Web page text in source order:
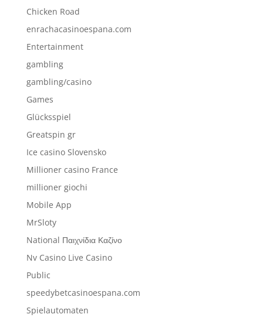
Chicken Road
enrachacasinoespana.com
Entertainment
gambling
gambling/casino
Games
Glücksspiel
Greatspin gr
Ice casino Slovensko
Millioner casino France
millioner giochi
Mobile App
MrSloty
National Παιχνίδια Καζίνο
Nv Casino Live Casino
Public
speedybetcasinoespana.com
Spielautomaten